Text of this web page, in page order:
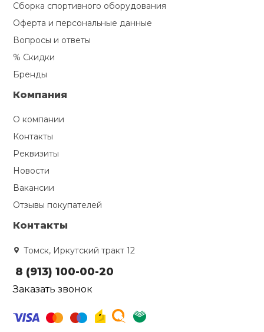
Сборка спортивного оборудования
Оферта и персональные данные
Вопросы и ответы
% Скидки
Бренды
Компания
О компании
Контакты
Реквизиты
Новости
Вакансии
Отзывы покупателей
Контакты
Томск, Иркутский тракт 12
8 (913) 100-00-20
Заказать звонок